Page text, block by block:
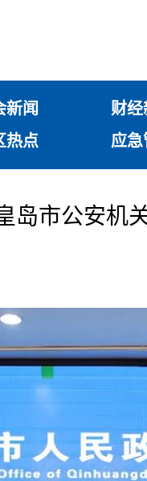
新闻 财经
热点 应急
岛市公安机